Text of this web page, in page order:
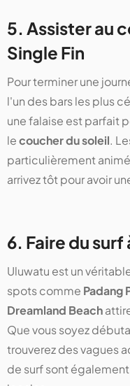
5. Assister au
Single Fin
Pour terminer une
l'un des bars les plus
une falaise est parfait
lecoucher du soleil.
particulièrement
arrivez tôt pour avoir
6. Faire du surf
Uluwatu est un
spots comme Padang
Dreamland Beach
Que vous soyez
trouverez des vagues
de surf sont